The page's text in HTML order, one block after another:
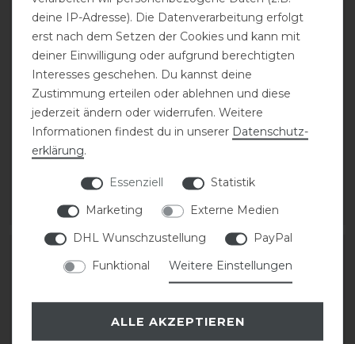
Tricolore Amabile NEW
02 Smooth Glattleder
Reitstiefel by DeNiro
379,00 € *
ARTIKEL MERKEN
DeNiro Salento 02
Reitstiefel grey
559,90 € *
ARTIKEL MERKEN
deine IP-Adresse). Die Datenverarbeitung erfolgt
erst nach dem Setzen der Cookies und kann mit
deiner Einwilligung oder aufgrund berechtigten
Interesses geschehen. Du kannst deine
Zustimmung erteilen oder ablehnen und diese
jederzeit ändern oder widerrufen. Weitere
Informationen findest du in unserer Daten­schutz­
erklärung.
Essenziell
Statistik
Marketing
Externe Medien
DHL Wunschzustellung
PayPal
Funktional
Weitere Einstellungen
ALLE AKZEPTIEREN